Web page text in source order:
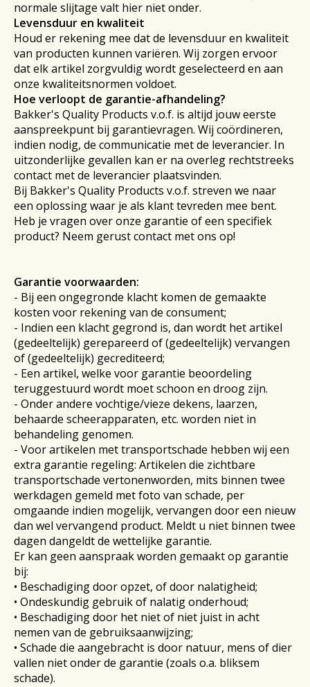
normale slijtage valt hier niet onder.
Levensduur en kwaliteit
Houd er rekening mee dat de levensduur en kwaliteit
van producten kunnen variëren. Wij zorgen ervoor
dat elk artikel zorgvuldig wordt geselecteerd en aan
onze kwaliteitsnormen voldoet.
Hoe verloopt de garantie-afhandeling?
Bakker's Quality Products v.o.f. is altijd jouw eerste
aanspreekpunt bij garantievragen. Wij coördineren,
indien nodig, de communicatie met de leverancier. In
uitzonderlijke gevallen kan er na overleg rechtstreeks
contact met de leverancier plaatsvinden.
Bij Bakker's Quality Products v.o.f. streven we naar
een oplossing waar je als klant tevreden mee bent.
Heb je vragen over onze garantie of een specifiek
product? Neem gerust contact met ons op!
Garantie voorwaarden:
- Bij een ongegronde klacht komen de gemaakte
kosten voor rekening van de consument;
- Indien een klacht gegrond is, dan wordt het artikel
(gedeeltelijk) gerepareerd of (gedeeltelijk) vervangen
of (gedeeltelijk) gecrediteerd;
- Een artikel, welke voor garantie beoordeling
teruggestuurd wordt moet schoon en droog zijn.
- Onder andere vochtige/vieze dekens, laarzen,
behaarde scheerapparaten, etc. worden niet in
behandeling genomen.
- Voor artikelen met transportschade hebben wij een
extra garantie regeling: Artikelen die zichtbare
transportschade vertonenworden, mits binnen twee
werkdagen gemeld met foto van schade, per
omgaande indien mogelijk, vervangen door een nieuw
dan wel vervangend product. Meldt u niet binnen twee
dagen dangeldt de wettelijke garantie.
Er kan geen aanspraak worden gemaakt op garantie
bij:
• Beschadiging door opzet, of door nalatigheid;
• Ondeskundig gebruik of nalatig onderhoud;
• Beschadiging door het niet of niet juist in acht
nemen van de gebruiksaanwijzing;
• Schade die aangebracht is door natuur, mens of dier
vallen niet onder de garantie (zoals o.a. bliksem
schade).